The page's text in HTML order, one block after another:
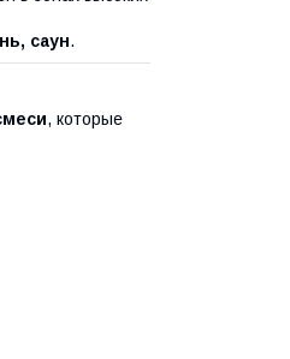
саун.
, которые